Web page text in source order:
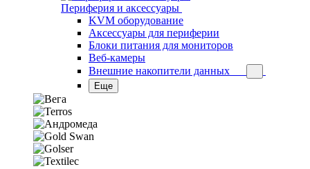
Периферия и аксессуары
KVM оборудование
Аксессуары для периферии
Блоки питания для мониторов
Веб-камеры
Внешние накопители данных
Еще